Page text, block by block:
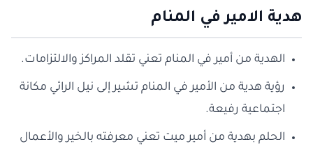
هدية الامير في المنام
الهدية من أمير في المنام تعني تقلد المراكز والالتزامات.
رؤية هدية من الأمير في المنام تشير إلى نيل الرائي مكانة
اجتماعية رفيعة.
الحلم بهدية من أمير ميت تعني معرفته بالخير والأعمال